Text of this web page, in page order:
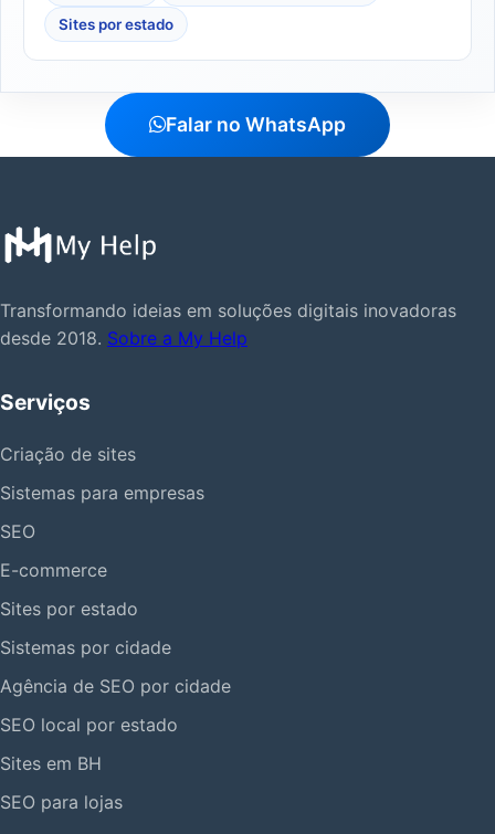
Sites por estado
Falar no WhatsApp
Transformando ideias em soluções digitais inovadoras
desde 2018. Sobre a My Help
Serviços
Criação de sites
Sistemas para empresas
SEO
E-commerce
Sites por estado
Sistemas por cidade
Agência de SEO por cidade
SEO local por estado
Sites em BH
SEO para lojas